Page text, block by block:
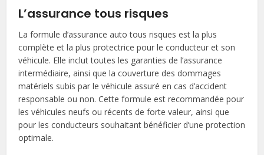
L’assurance tous risques
La formule d’assurance auto tous risques est la plus
complète et la plus protectrice pour le conducteur et son
véhicule. Elle inclut toutes les garanties de l’assurance
intermédiaire, ainsi que la couverture des dommages
matériels subis par le véhicule assuré en cas d’accident
responsable ou non. Cette formule est recommandée pour
les véhicules neufs ou récents de forte valeur, ainsi que
pour les conducteurs souhaitant bénéficier d’une protection
optimale.